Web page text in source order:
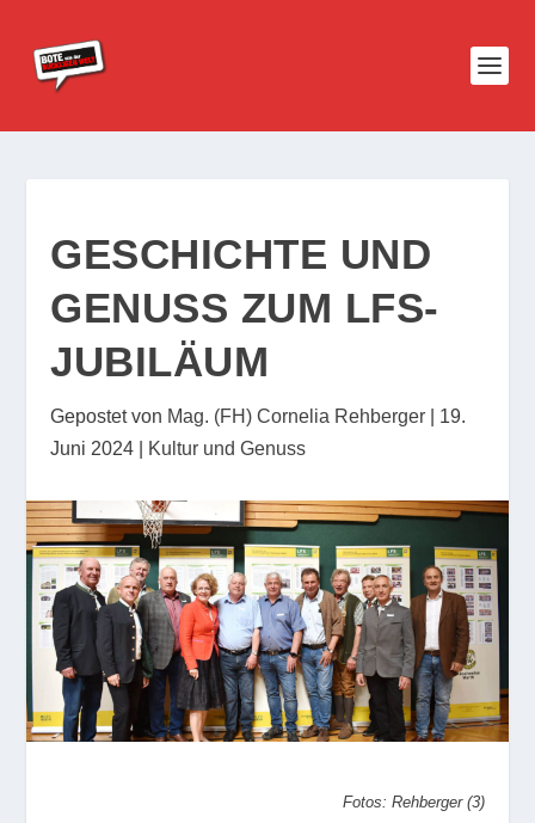
GESCHICHTE UND
GENUSS ZUM LFS-
JUBILÄUM
Gepostet von Mag. (FH) Cornelia Rehberger
19.
Juni 2024
Kultur und Genuss
Fotos: Rehberger (3)